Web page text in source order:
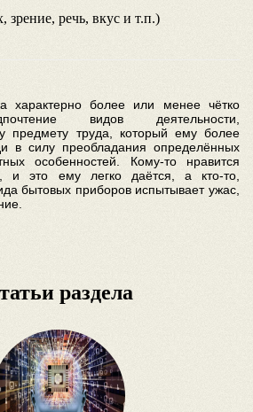
зрение, речь, вкус и т.п.)
характерно более или менее чётко
видов деятельности,
предмету труда, который ему более
в силу преобладания определённых
особенностей. Кому-то нравится
и это ему легко даётся, а кто-то,
бытовых приборов испытывает ужас,
раздела